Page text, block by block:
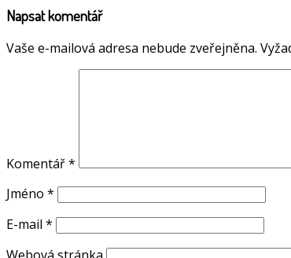
Napsat komentář
Vaše e-mailová adresa nebude zveřejněna.
Komentář*
Jméno *
E-mail *